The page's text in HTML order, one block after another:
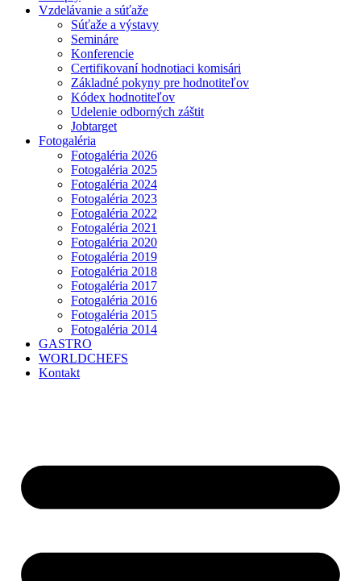
Vzdelávanie a súťaže
Súťaže a výstavy
Semináre
Konferencie
Certifikovaní hodnotiaci komisári
Základné pokyny pre hodnotiteľov
Kódex hodnotiteľov
Udelenie odborných záštit
Jobtarget
Fotogaléria
Fotogaléria 2026
Fotogaléria 2025
Fotogaléria 2024
Fotogaléria 2023
Fotogaléria 2022
Fotogaléria 2021
Fotogaléria 2020
Fotogaléria 2019
Fotogaléria 2018
Fotogaléria 2017
Fotogaléria 2016
Fotogaléria 2015
Fotogaléria 2014
GASTRO
WORLDCHEFS
Kontakt